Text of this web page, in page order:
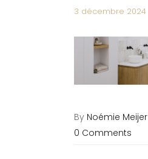
3 décembre 2024
By Noémie Meijer
0 Comments